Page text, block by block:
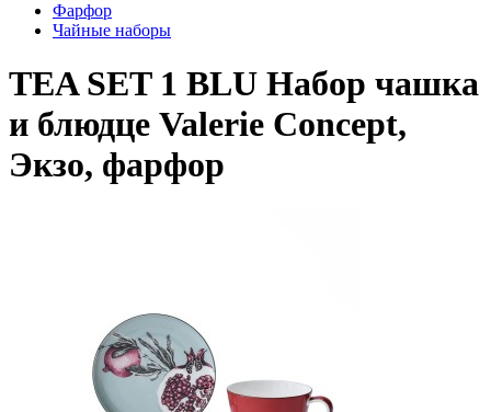
Фарфор
Чайные наборы
TEA SET 1 BLU Набор чашка
и блюдце Valerie Concept,
Экзо, фарфор